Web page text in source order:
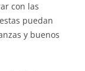
con las
puedan
y buenos